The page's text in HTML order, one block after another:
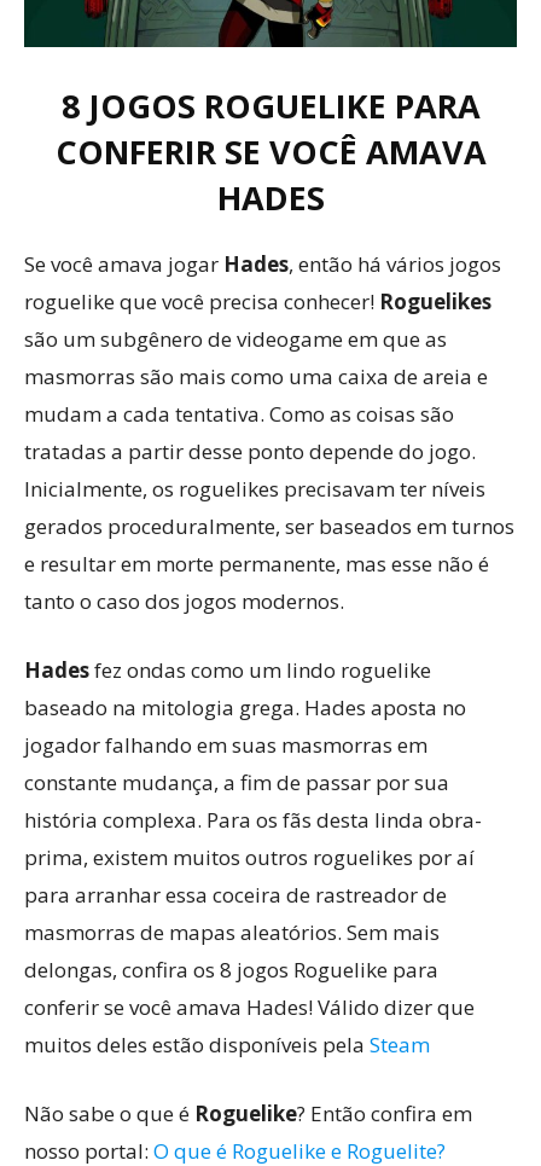
8 JOGOS ROGUELIKE PARA
CONFERIR SE VOCÊ AMAVA
HADES
Se você amava jogar Hades, então há vários jogos
roguelike que você precisa conhecer! Roguelikes
são um subgênero de videogame em que as
masmorras são mais como uma caixa de areia e
mudam a cada tentativa. Como as coisas são
tratadas a partir desse ponto depende do jogo.
Inicialmente, os roguelikes precisavam ter níveis
gerados proceduralmente, ser baseados em turnos
e resultar em morte permanente, mas esse não é
tanto o caso dos jogos modernos.
Hadesfez ondas como um lindo roguelike
baseado na mitologia grega. Hades aposta no
jogador falhando em suas masmorras em
constante mudança, a fim de passar por sua
história complexa. Para os fãs desta linda obra-
prima, existem muitos outros roguelikes por aí
para arranhar essa coceira de rastreador de
masmorras de mapas aleatórios. Sem mais
delongas, confira os 8 jogos Roguelike para
conferir se você amava Hades! Válido dizer que
muitos deles estão disponíveis pela Steam
Não sabe o que é Roguelike? Então confira em
nosso portal: O que é Roguelike e Roguelite?